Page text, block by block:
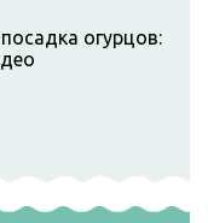
огурцов: